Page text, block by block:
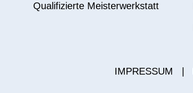
Qualifizierte Meisterwerkstatt
IMPRESSUM